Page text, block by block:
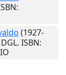
(1927-
ISBN: